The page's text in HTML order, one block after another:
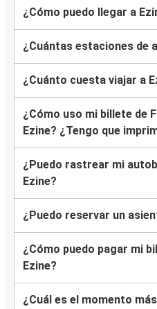
¿Cómo puedo llegar a
¿Cuántas estaciones de
¿Cuánto cuesta viajar a
¿Cómo uso mi billete de
Ezine? ¿Tengo que
¿Puedo rastrear mi
Ezine?
¿Puedo reservar un
¿Cómo puedo pagar mi
Ezine?
¿Cuál es el momento